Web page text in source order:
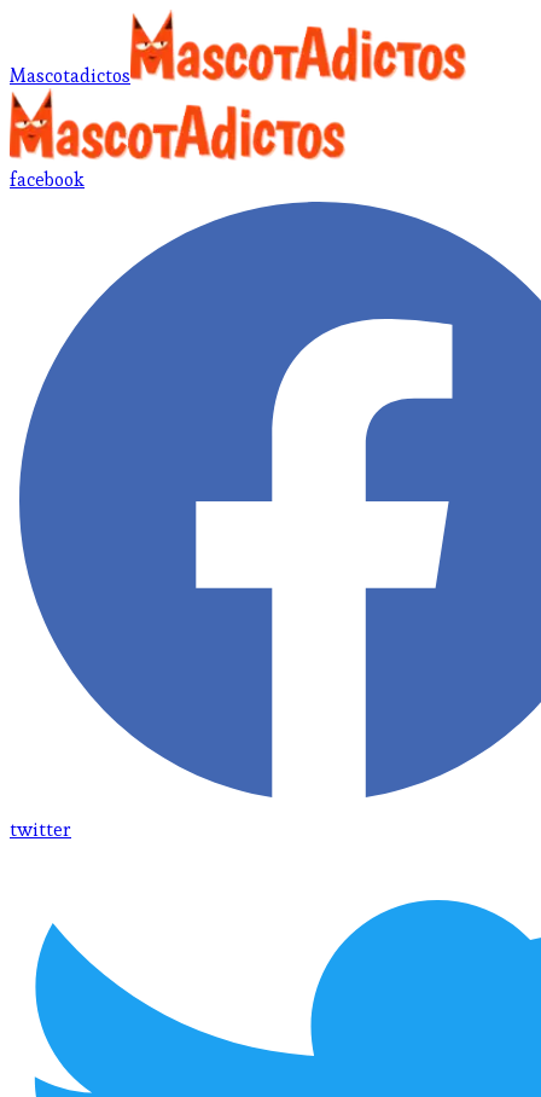
Mascotadictos
facebook
twitter